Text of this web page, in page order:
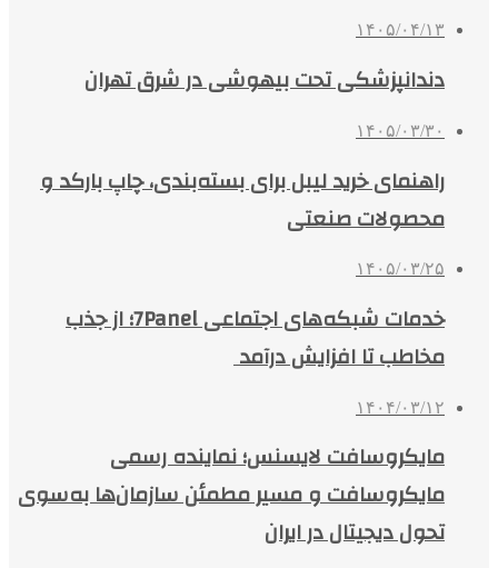
۱۴۰۵/۰۴/۱۳
دندانپزشکی تحت بیهوشی در شرق تهران
۱۴۰۵/۰۳/۳۰
راهنمای خرید لیبل برای بسته‌بندی، چاپ بارکد و
محصولات صنعتی
۱۴۰۵/۰۳/۲۵
خدمات شبکه‌های اجتماعی 7Panel؛ از جذب
مخاطب تا افزایش درآمد
۱۴۰۴/۰۳/۱۲
مایکروسافت لایسنس؛ نماینده رسمی
مایکروسافت و مسیر مطمئن سازمان‌ها به‌سوی
تحول دیجیتال در ایران